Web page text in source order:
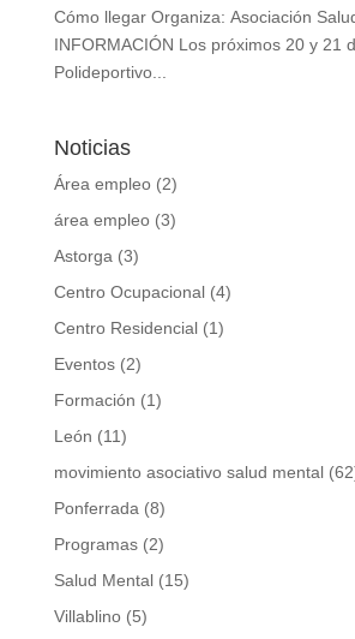
Cómo llegar Organiza: Asociación
INFORMACIÓN Los próximos 20 y 21
Polideportivo...
Noticias
Área empleo(2)
área empleo(3)
Astorga (3)
Centro Ocupacional(4)
Centro Residencial(1)
Eventos(2)
Formación (1)
León (11)
movimiento asociativo salud mental
Ponferrada (8)
Programas(2)
Salud Mental(15)
Villablino(5)